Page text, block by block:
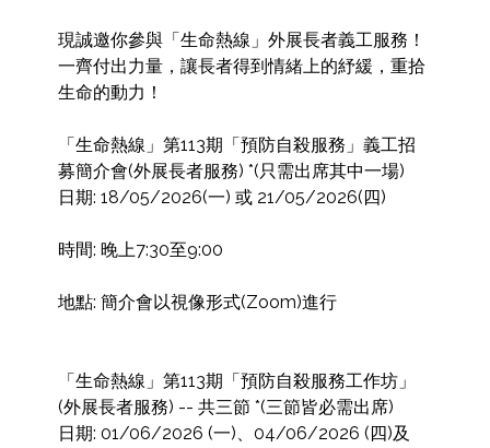
現誠邀你參與「生命熱線」外展長者義工服務！
一齊付出力量，讓長者得到情緒上的紓緩，重拾
生命的動力！
「生命熱線」第113期「預防自殺服務」義工招
募簡介會(外展長者服務) *(只需出席其中一場)
日期: 18/05/2026(一) 或 21/05/2026(四)
時間: 晚上7:30至9:00
地點: 簡介會以視像形式(Zoom)進行
「生命熱線」第113期「預防自殺服務工作坊」
(外展長者服務) -- 共三節 *(三節皆必需出席)
日期: 01/06/2026 (一)、04/06/2026 (四)及